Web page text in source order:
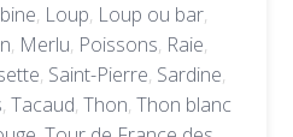
, Loup, Loup ou bar,
, Merlu, Poissons, Raie,
, Saint-Pierre, Sardine,
, Tacaud, Thon, Thon blanc